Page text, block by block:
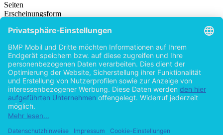
Seiten
Erscheinungsform
Erscheinungsjahr
ISBN (Paperback)
9783958203686
ISBN (eBook)
9783958208681
Dateigröße
3.9 MB
Sprache
Deutsch
Institution / Hochschule
Universität Passau